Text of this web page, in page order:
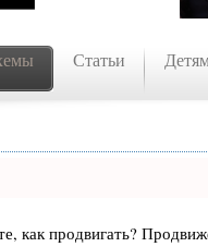
Статьи
как продвигать?